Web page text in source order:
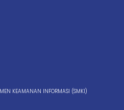
KEAMANAN INFORMASI (SMKI)